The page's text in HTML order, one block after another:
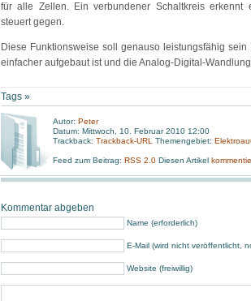
für alle Zellen. Ein verbundener Schaltkreis erkennt
steuert gegen.
Diese Funktionsweise soll genauso leistungsfähig
einfacher aufgebaut ist und die Analog-Digital-
Tags »
Autor: Peter
Datum: Mittwoch, 10. Februar 2010 12:00
Trackback: Trackback-URL Themengebiet:
Feed zum Beitrag: RSS 2.0 Diesen Artikel
Kommentar abgeben
Name (erforderlich)
E-Mail (wird nicht veröffentlicht,
Website (freiwillig)